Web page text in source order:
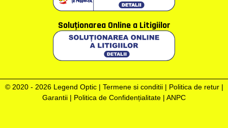
Soluţionarea Online a Litigiilor
© 2020 - 2026 Legend Optic | Termene si conditii| Politica de retur|
Garantii | Politica de Confidențialitate | ANPC